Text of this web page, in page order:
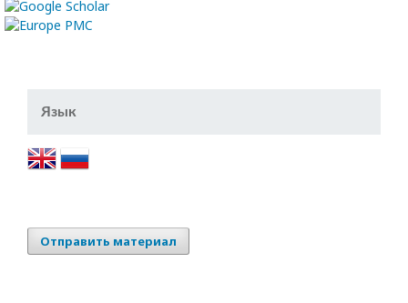
Язык
Отправить материал